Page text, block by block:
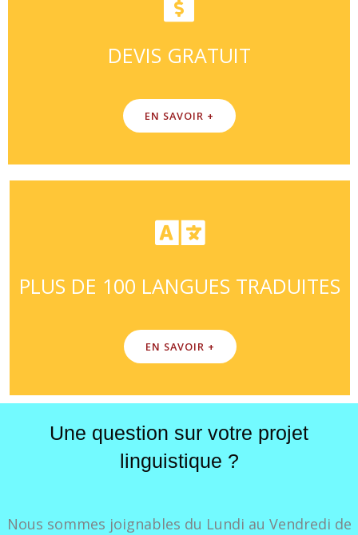
DEVIS GRATUIT
EN SAVOIR +
PLUS DE 100 LANGUES TRADUITES
EN SAVOIR +
Une question sur votre projet
linguistique ?
Nous sommes joignables du Lundi au Vendredi de